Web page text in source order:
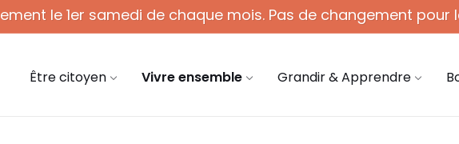
le 1er samedi de chaque mois. Pas de changement pour
Être citoyen Vivre ensemble Grandir & Apprendre